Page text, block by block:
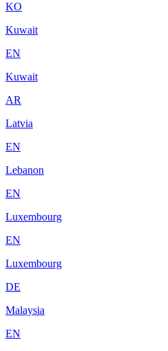
KO
Kuwait
EN
Kuwait
AR
Latvia
EN
Lebanon
EN
Luxembourg
EN
Luxembourg
DE
Malaysia
EN